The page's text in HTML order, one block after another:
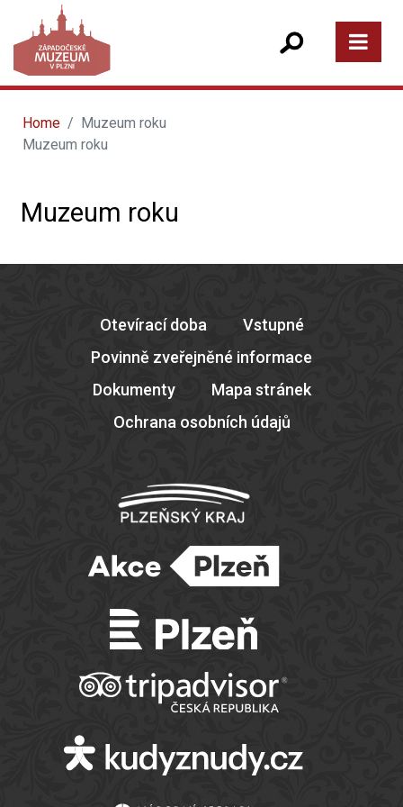
Home
Muzeum roku
Muzeum roku
Muzeum roku
Otevírací doba
Vstupné
Povinně zveřejněné informace
Dokumenty
Mapa stránek
Ochrana osobních údajů